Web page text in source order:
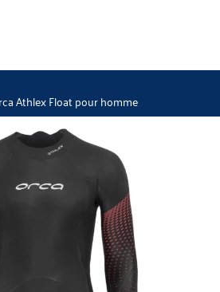
Athlex Float pour homme